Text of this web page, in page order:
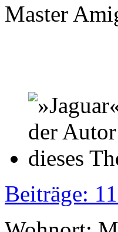
Master
Beiträge: